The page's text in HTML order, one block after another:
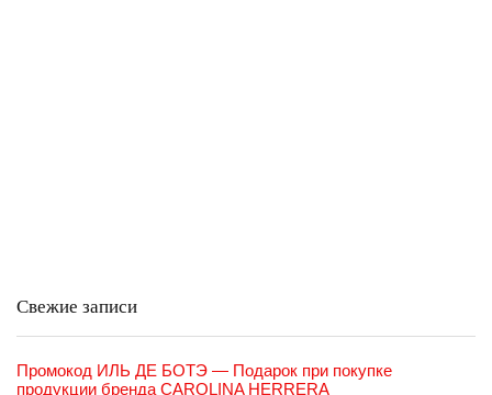
Свежие записи
Промокод ИЛЬ ДЕ БОТЭ — Подарок при покупке
продукции бренда CAROLINA HERRERA